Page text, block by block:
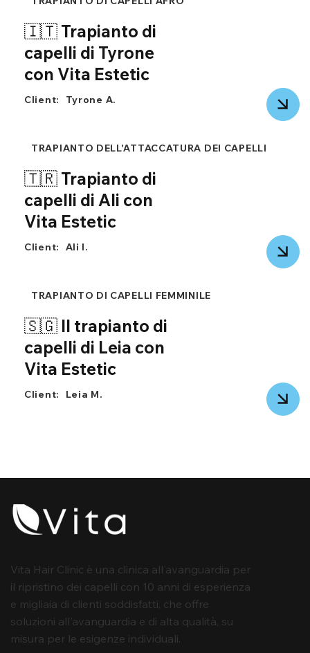
🇮🇹 Trapianto di
capelli di Tyrone
con Vita Estetic
Client: Tyrone A.
TRAPIANTO DELL'ATTACCATURA DEI CAPELLI
🇹🇷 Trapianto di
capelli di Ali con
Vita Estetic
Client: Ali I.
TRAPIANTO DI CAPELLI FEMMINILE
🇸🇬 Il trapianto di
capelli di Leia con
Vita Estetic
Client: Leia M.
Vita Hair Clinic è una clinica all'avanguardia per
il ripristino dei capelli con 10 anni di esperienza
e migliaia di clienti soddisfatti, che offre
soluzioni all'avanguardia e di alta qualità, su
misura per le esigenze individuali.